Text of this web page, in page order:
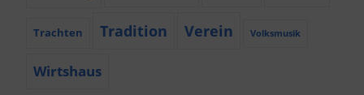
Trachten Tradition Verein Volksmusik
Wirtshaus